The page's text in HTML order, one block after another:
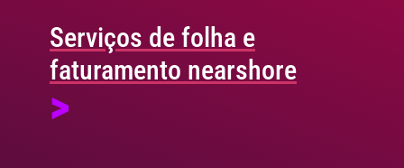
Serviços de folha e
faturamento nearshore
>